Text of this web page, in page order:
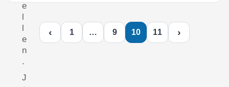
e
l
l
e
n
.
J
‹ 1 … 9 10 11 ›